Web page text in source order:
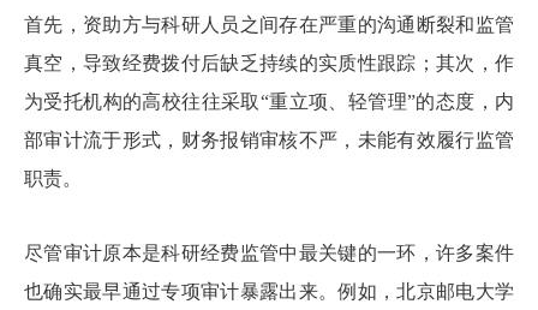
首先，资助方与科研人员之间存在严重的沟通断裂和监管
真空，导致经费拨付后缺乏持续的实质性跟踪；其次，作
为受托机构的高校往往采取“重立项、轻管理”的态度，内
部审计流于形式，财务报销审核不严，未能有效履行监管
职责。
尽管审计原本是科研经费监管中最关键的一环，许多案件
也确实最早通过专项审计暴露出来。例如，北京邮电大学